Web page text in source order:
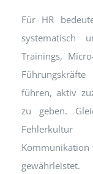
Für HR
systematisch
Trainings,
führen, aktiv
zu geben.
Kommunikation
gewährleistet.